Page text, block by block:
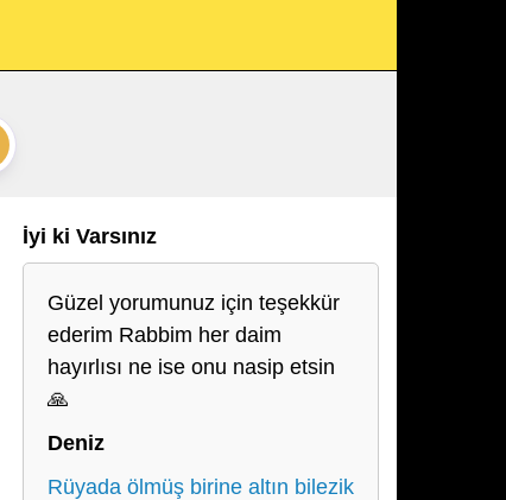
İyi ki Varsınız
Güzel yorumunuz için teşekkür
ederim Rabbim her daim
hayırlısı ne ise onu nasip etsin
🙏
Deniz
Rüyada ölmüş birine altın bilezik